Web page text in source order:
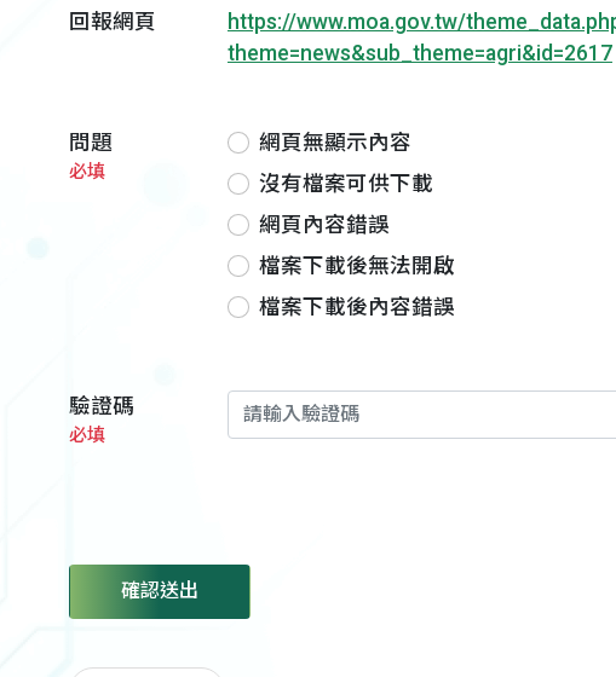
回報網頁
https://www.moa.gov.tw/
theme=news&sub_theme=agri&id=2617
問題
必填
網頁無顯示內容
沒有檔案可供下載
網頁內容錯誤
檔案下載後無法開啟
檔案下載後內容錯誤
驗證碼
必填
確認送出